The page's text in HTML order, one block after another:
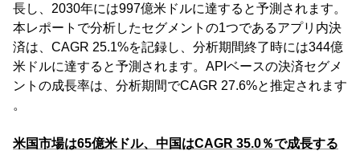
長し、2030年には997億米ドルに達すると予測されます。
本レポートで分析したセグメントの1つであるアプリ内決
済は、CAGR 25.1%を記録し、分析期間終了時には344億
米ドルに達すると予測されます。APIベースの決済セグメ
ントの成長率は、分析期間でCAGR 27.6%と推定されます
。
米国市場は65億米ドル、中国はCAGR 35.0％で成長する